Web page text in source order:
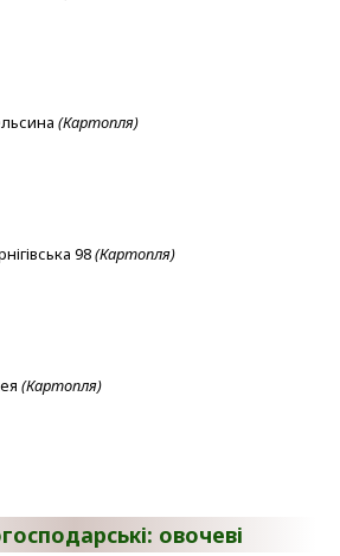
(Картопля)
98(Картопля)
(Картопля)
овочеві